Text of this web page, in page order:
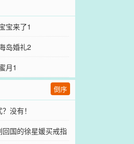
宝来了1
岛婚礼2
月1
倒序
没有！
国的徐星媛买戒指